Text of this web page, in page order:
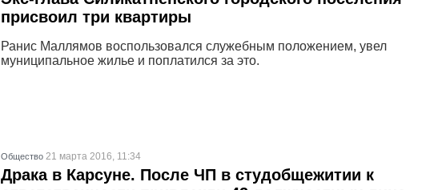
присвоил три квартиры
Ранис Маллямов воспользовался служебным положением, увел
муниципальное жилье и поплатился за это.
Общество 21 марта 2016, 11:34
Драка в Карсуне. После ЧП в студобщежитии к